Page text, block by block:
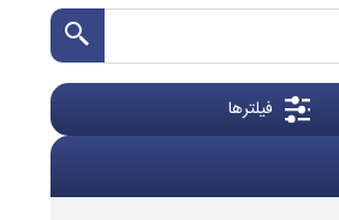
فیلترها